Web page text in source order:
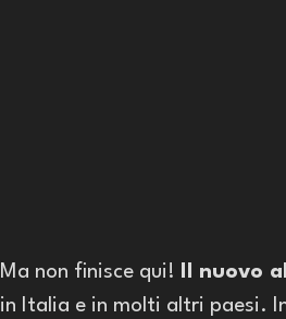
Ma non finisce qui! Il nuovo
in Italia e in molti altri paesi.